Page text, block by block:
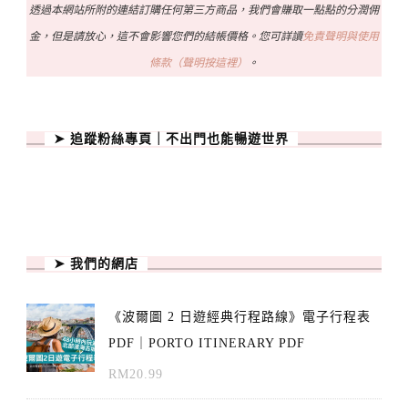
透過本網站所附的連結訂購任何第三方商品，我們會賺取一點點的分潤佣
金，但是請放心，這不會影響您們的結帳價格。您可詳讀免責聲明與使用
條款（聲明按這裡） 。
➤ 追蹤粉絲專頁｜不出門也能暢遊世界
➤ 我們的網店
《波爾圖 2 日遊經典行程路線》電子行程表
PDF｜PORTO ITINERARY PDF
RM20.99